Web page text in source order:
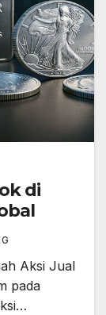
di
Aksi Jual
pada